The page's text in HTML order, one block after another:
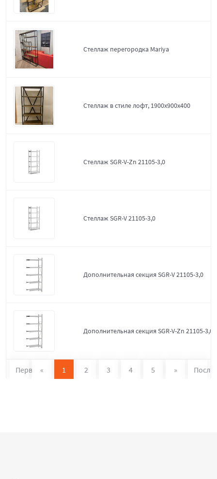
Стеллаж перегородка Mariya
Стеллаж в стиле лофт, 1900х900х400
Стеллаж SGR-V-Zn 21105-3,0
Стеллаж SGR-V 21105-3,0
Дополнительная секция SGR-V 21105-3,0
Дополнительная секция SGR-V-Zn 21105-3,0
Первая « 1 2 3 4 5 »